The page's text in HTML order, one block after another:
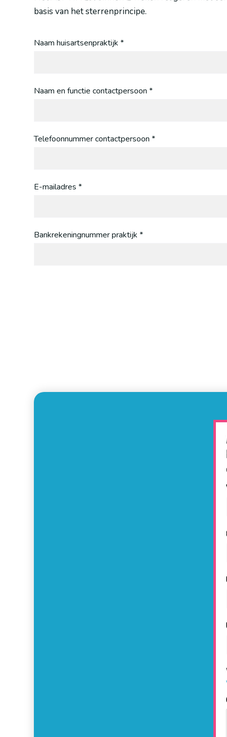
basis van het sterrenprincipe.
Naam huisartsenpraktijk *
Naam en functie contactpersoon *
Telefoonnummer contactpersoon *
E-mailadres *
Bankrekeningnummer praktijk *